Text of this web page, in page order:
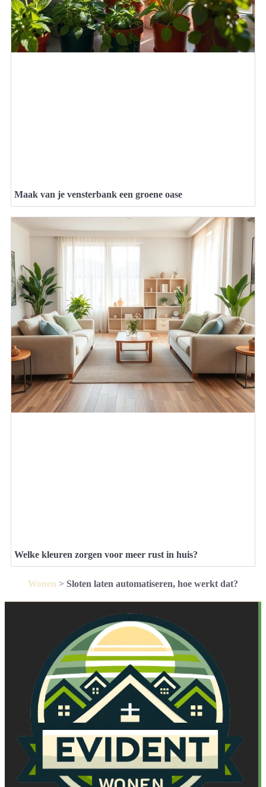
Maak van je vensterbank een groene oase
Welke kleuren zorgen voor meer rust in huis?
Wonen > Sloten laten automatiseren, hoe werkt dat?